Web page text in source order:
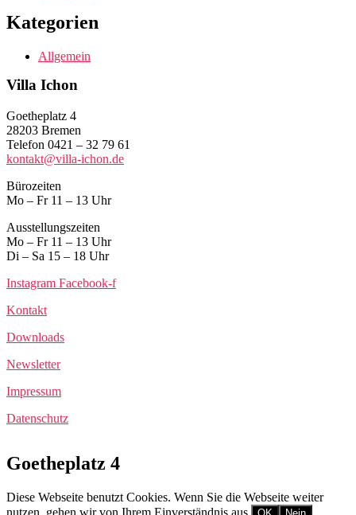
Kategorien
Allgemein
Villa Ichon
Goetheplatz 4
28203 Bremen
Telefon 0421 – 32 79 61
kontakt@villa-ichon.de
Bürozeiten
Mo – Fr 11 – 13 Uhr
Ausstellungszeiten
Mo – Fr 11 – 13 Uhr
Di – Sa 15 – 18 Uhr
Instagram Facebook-f
Kontakt
Downloads
Newsletter
Impressum
Datenschutz
Goetheplatz 4
Diese Webseite benutzt Cookies. Wenn Sie die Webseite weiter
nutzen, gehen wir von Ihrem Einverständnis aus.